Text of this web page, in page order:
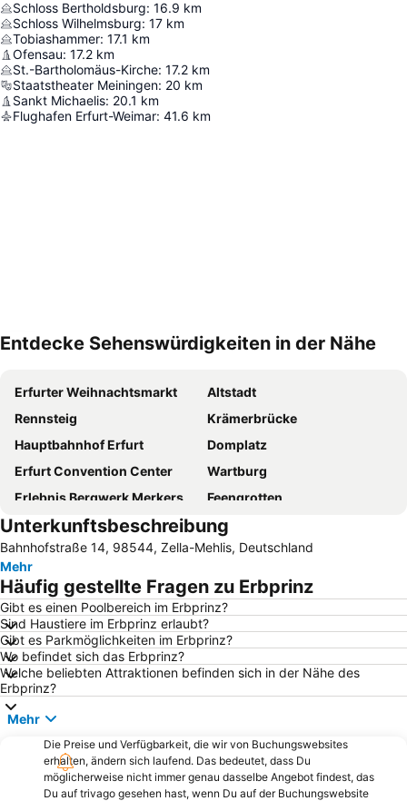
Schloss Bertholdsburg: 16.9 km
Schloss Wilhelmsburg: 17 km
Tobiashammer: 17.1 km
Ofensau: 17.2 km
St.-Bartholomäus-Kirche: 17.2 km
Staatstheater Meiningen: 20 km
Sankt Michaelis: 20.1 km
Flughafen Erfurt-Weimar: 41.6 km
Entdecke Sehenswürdigkeiten in der Nähe
Erfurter Weihnachtsmarkt
Altstadt
Rennsteig
Krämerbrücke
Hauptbahnhof Erfurt
Domplatz
Erfurt Convention Center
Wartburg
Erlebnis Bergwerk Merkers
Feengrotten
Marktplatz
Flughafen Erfurt-Weimar
Kaisersaal Erfurt
EGA Erfurt
Samba-Festival
CCS - Congress Centrum Suhl
egapark Lichterfest
Erfurt Zoo & Aquarium
Tierpark Gotha
Gispersleben
Anger
Erfurter Hof
SAALEMAXX
Jagdhaus Gabelbach
Steigerwaldstadion
Schneekopf
Daberstedt
Großer Inselsberg
Unterkunftsbeschreibung
Bahnhofstraße 14, 98544, Zella-Mehlis, Deutschland
Mehr
Häufig gestellte Fragen zu Erbprinz
Gibt es einen Poolbereich im Erbprinz?
Sind Haustiere im Erbprinz erlaubt?
Gibt es Parkmöglichkeiten im Erbprinz?
Wo befindet sich das Erbprinz?
Welche beliebten Attraktionen befinden sich in der Nähe des
Erbprinz?
Mehr
Die Preise und Verfügbarkeit, die wir von Buchungswebsites
erhalten, ändern sich laufend. Das bedeutet, dass Du
möglicherweise nicht immer genau dasselbe Angebot findest, das
Du auf trivago gesehen hast, wenn Du auf der Buchungswebsite